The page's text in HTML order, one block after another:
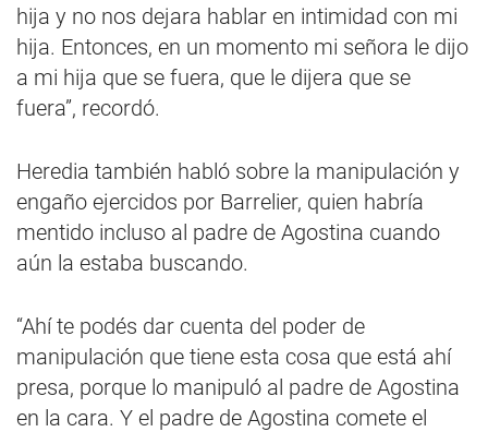
hija y no nos dejara hablar en intimidad con mi
hija. Entonces, en un momento mi señora le dijo
a mi hija que se fuera, que le dijera que se
fuera”, recordó.
Heredia también habló sobre la manipulación y
engaño ejercidos por Barrelier, quien habría
mentido incluso al padre de Agostina cuando
aún la estaba buscando.
“Ahí te podés dar cuenta del poder de
manipulación que tiene esta cosa que está ahí
presa, porque lo manipuló al padre de Agostina
en la cara. Y el padre de Agostina comete el